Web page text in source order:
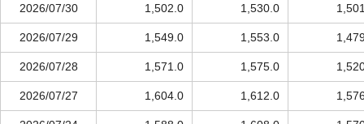
2026/07/30 1,502.0 1,530.0
2026/07/29 1,549.0 1,553.0
2026/07/28 1,571.0 1,575.0
2026/07/27 1,604.0 1,612.0